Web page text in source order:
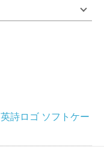
英詩ロゴ ソフトケー